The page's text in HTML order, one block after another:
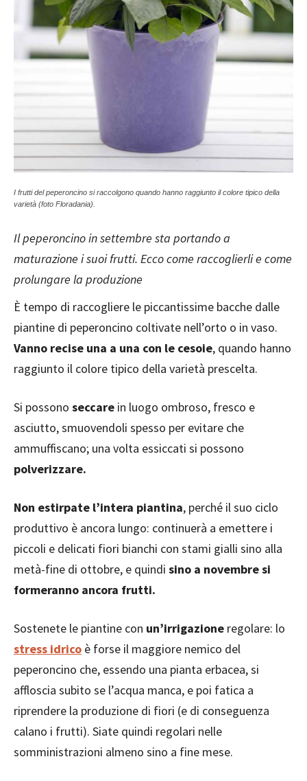
I frutti del peperoncino si raccolgono quando hanno raggiunto il colore tipico della
varietà (foto Floradania).
Il peperoncino in settembre sta portando a
maturazione i suoi frutti. Ecco come raccoglierli e come
prolungare la produzione
È tempo di raccogliere le piccantissime bacche dalle
piantine di peperoncino coltivate nell’orto o in vaso.
Vanno recise una a una con le cesoie, quando hanno
raggiunto il colore tipico della varietà prescelta.
Si possono seccare in luogo ombroso, fresco e
asciutto, smuovendoli spesso per evitare che
ammuffiscano; una volta essiccati si possono
polverizzare.
Non estirpate l’intera piantina, perché il suo ciclo
produttivo è ancora lungo: continuerà a emettere i
piccoli e delicati fiori bianchi con stami gialli sino alla
metà-fine di ottobre, e quindi sino a novembre si
formeranno ancora frutti.
Sostenete le piantine con un’irrigazione regolare: lo
stress idrico è forse il maggiore nemico del
peperoncino che, essendo una pianta erbacea, si
affloscia subito se l’acqua manca, e poi fatica a
riprendere la produzione di fiori (e di conseguenza
calano i frutti). Siate quindi regolari nelle
somministrazioni almeno sino a fine mese.